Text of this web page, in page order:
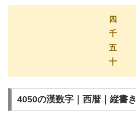
四
千
五
十
4050の漢数字｜西暦｜縦書き